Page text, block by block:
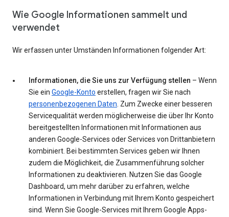
Wie Google Informationen sammelt und
verwendet
Wir erfassen unter Umständen Informationen folgender Art:
Informationen, die Sie uns zur Verfügung stellen – Wenn
Sie ein Google-Konto erstellen, fragen wir Sie nach
personenbezogenen Daten . Zum Zwecke einer besseren
Servicequalität werden möglicherweise die über Ihr Konto
bereitgestellten Informationen mit Informationen aus
anderen Google-Services oder Services von Drittanbietern
kombiniert. Bei bestimmten Services geben wir Ihnen
zudem die Möglichkeit, die Zusammenführung solcher
Informationen zu deaktivieren. Nutzen Sie das Google
Dashboard, um mehr darüber zu erfahren, welche
Informationen in Verbindung mit Ihrem Konto gespeichert
sind. Wenn Sie Google-Services mit Ihrem Google Apps-